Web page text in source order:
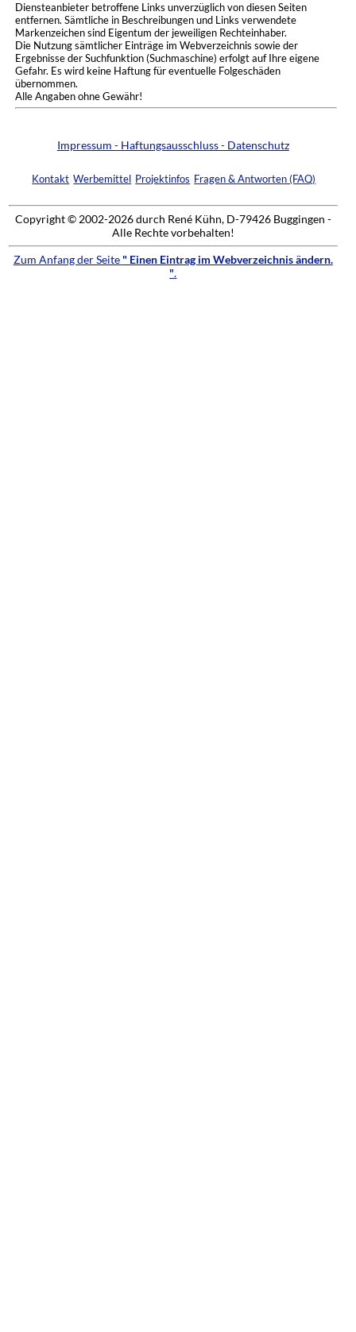
Diensteanbieter betroffene Links unverzüglich von diesen Seiten
entfernen. Sämtliche in Beschreibungen und Links verwendete
Markenzeichen sind Eigentum der jeweiligen Rechteinhaber.
Die Nutzung sämtlicher Einträge im Webverzeichnis sowie der
Ergebnisse der Suchfunktion (Suchmaschine) erfolgt auf Ihre eigene
Gefahr. Es wird keine Haftung für eventuelle Folgeschäden
übernommen.
Alle Angaben ohne Gewähr!
Impressum - Haftungsausschluss - Datenschutz
Kontakt Werbemittel Projektinfos Fragen & Antworten (FAQ)
Copyright © 2002-2026 durch René Kühn, D-79426 Buggingen -
Alle Rechte vorbehalten!
Zum Anfang der Seite " Einen Eintrag im Webverzeichnis ändern.
".